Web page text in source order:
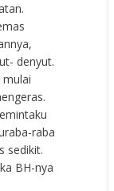
denyut.
raba
sedikit.
BH-nya